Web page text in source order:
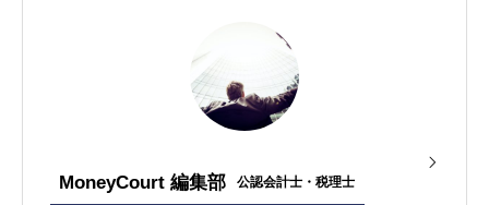
MoneyCourt 編集部 公認会計士・税理士